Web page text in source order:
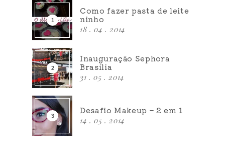
Como fazer pasta de leite
ninho
18 . 04 . 2014
Inauguração Sephora
Brasília
31 . 05 . 2014
Desafio Makeup – 2 em 1
14 . 05 . 2014